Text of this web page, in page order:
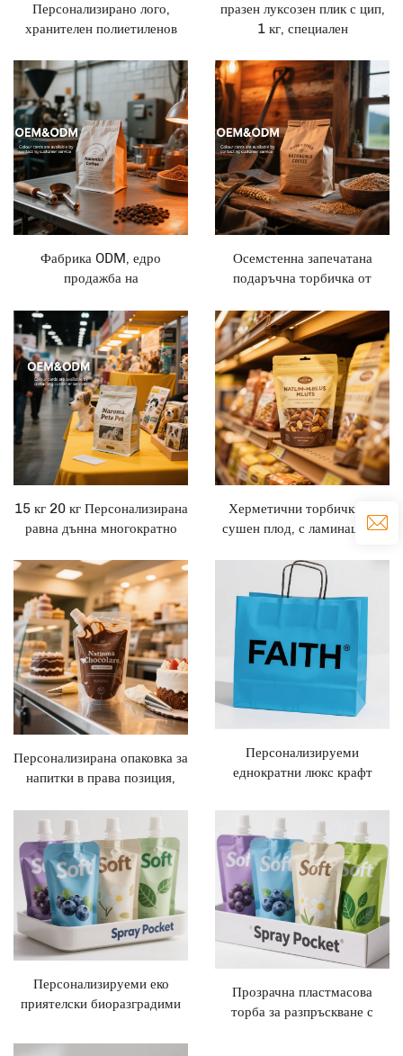
Персонализирано лого,
хранителен полиетиленов
кафе, 250 г
празен луксозен плик с цип,
1 кг, специален
метален плик за органично
кафе
Фабрика ODM, едро
продажба на
за храна, персонализирани
стойки за опаковане,
торбички за кафе
Осемстенна запечатана
подаръчна торбичка от
хранителна запечатана
торбичка, самоподдържаща
се пластмасова торбичка,
опаковъчна торбичка
15 кг 20 кг Персонализирана
равна дънна многократно
за кучешко и котешко със
със съдържание за хранене,
изправена пластмасова торба
за кучешко хранене
Херметични торбички за
сушен плод, с ламинация и
на лого, торбички за храна за
домашни любимци, сушина
за домашни любимци
Персонализирана опаковка за
напитки в права позиция,
за мляко с дозатор,
Пластмасова тара в права
позиция, Безопасна торбичка
за спрей
Персонализируеми
еднократни люкс крафт
торбички с лого, преносими
и подходящи за продажба на
едро
Персонализируеми еко
приятелски биоразградими
сок, вертикални торбички за
Прозрачна пластмасова
торба за разпръскване с